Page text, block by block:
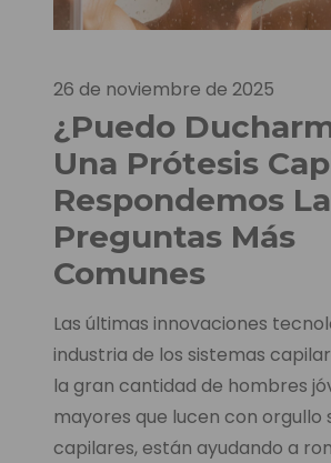
26 de noviembre de 2025
¿Puedo
Una Prótesis
Respondemos
Preguntas Más
Comunes
Las últimas innovaciones
industria de los sistemas
la gran cantidad de hombres
mayores que lucen con orgullo
capilares, están ayudando a